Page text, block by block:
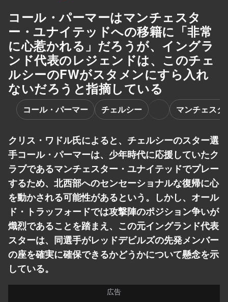
コール・パーマーはマンチェスタ
ー・ユナイテッドへの移籍に「非常
に心惹かれる」だろうが、イングラ
ンド代表のレジェンドは、このチェ
ルシーのFWがスタメンにすら入れ
ないだろうと指摘している
コール・パーマー チェルシー マンチェス
クリス・ワドル氏によると、チェルシーのスター選
手コール・パーマーは、少年時代に応援していたク
ラブであるマンチェスター・ユナイテッドでプレー
するため、北西部へのセンセーショナルな復帰に心
を動かされる可能性があるという。しかし、オール
ド・トラッフォードでは攻撃陣のポジション争いが
熾烈であることを踏まえ、この元イングランド代表
スターは、同選手がレッドデビルズの先発メンバー
の座を確実に確保できるかどうかについて懸念を示
している。